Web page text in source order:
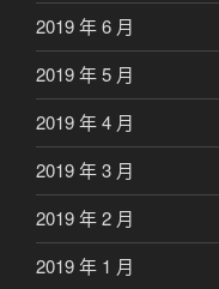
2019 年 6 月
2019 年 5 月
2019 年 4 月
2019 年 3 月
2019 年 2 月
2019 年 1 月